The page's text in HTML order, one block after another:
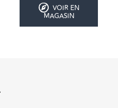
VOIR EN
MAGASIN